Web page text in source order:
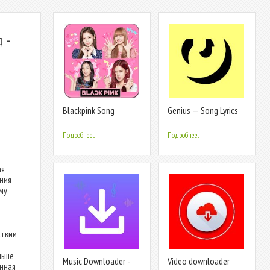
-
Blackpink Song
Подробнее...
Genius — Song Lyrics
Подробнее...
Music Downloader -
Video downloader